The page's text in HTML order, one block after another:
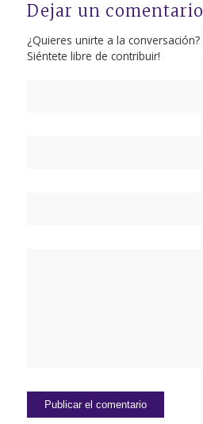
Dejar un comentario
¿Quieres unirte a la conversación?
Siéntete libre de contribuir!